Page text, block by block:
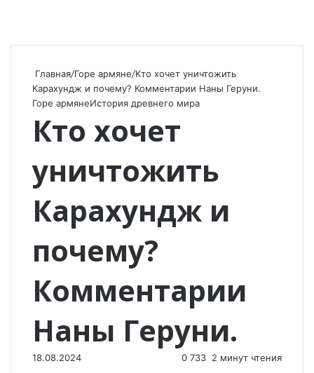
Главная/Горе армяне/Кто хочет уничтожить
Карахундж и почему? Комментарии Наны Геруни.
Горе армянеИстория древнего мира
Кто хочет
уничтожить
Карахундж и
почему?
Комментарии
Наны Геруни.
18.08.2024 0 733 2 минут чтения